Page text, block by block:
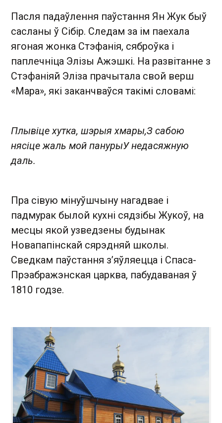
Пасля падаўлення паўстання Ян Жук быў
сасланы ў Сібір. Следам за ім паехала
ягоная жонка Стэфанія, сяброўка і
паплечніца Элізы Ажэшкі. На развітанне з
Стэфаніяй Эліза прачытала свой верш
«Мара», які заканчваўся такімі словамі:
Плывіце хутка, шэрыя хмары,З сабою
нясіце жаль мой панурыУ недасяжную
даль.
Пра сівую мінуўшчыну нагадвае і
падмурак былой кухні сядзібы Жукоў, на
месцы якой узведзены будынак
Новапапінскай сярэдняй школы.
Сведкам паўстання з’яўляецца і Спаса-
Прэабражэнская царква, пабудаваная ў
1810 годзе.